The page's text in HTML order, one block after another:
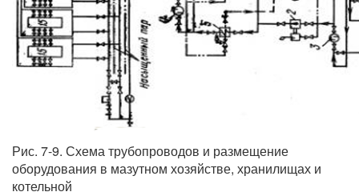
Рис. 7-9. Схема трубопроводов и размещение
оборудования в мазутном хозяйстве, хранилищах и
котельной